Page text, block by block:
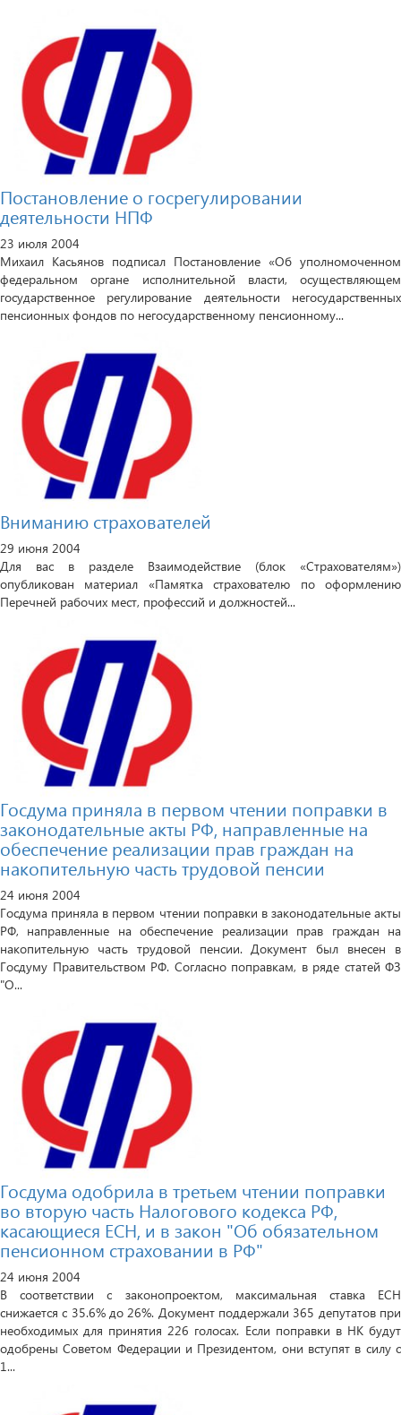
Постановление о госрегулировании
деятельности НПФ
23 июля 2004
Михаил Касьянов подписал Постановление «Об уполномоченном
федеральном органе исполнительной власти, осуществляющем
государственное регулирование деятельности негосударственных
пенсионных фондов по негосударственному пенсионному...
Вниманию страхователей
29 июня 2004
Для вас в разделе Взаимодействие (блок «Страхователям»)
опубликован материал «Памятка страхователю по оформлению
Перечней рабочих мест, профессий и должностей...
Госдума приняла в первом чтении поправки в
законодательные акты РФ, направленные на
обеспечение реализации прав граждан на
накопительную часть трудовой пенсии
24 июня 2004
Госдума приняла в первом чтении поправки в законодательные акты
РФ, направленные на обеспечение реализации прав граждан на
накопительную часть трудовой пенсии. Документ был внесен в
Госдуму Правительством РФ. Согласно поправкам, в ряде статей ФЗ
"О...
Госдума одобрила в третьем чтении поправки
во вторую часть Налогового кодекса РФ,
касающиеся ЕСН, и в закон "Об обязательном
пенсионном страховании в РФ"
24 июня 2004
В соответствии с законопроектом, максимальная ставка ЕСН
снижается с 35.6% до 26%. Документ поддержали 365 депутатов при
необходимых для принятия 226 голосах. Если поправки в НК будут
одобрены Советом Федерации и Президентом, они вступят в силу с
1...